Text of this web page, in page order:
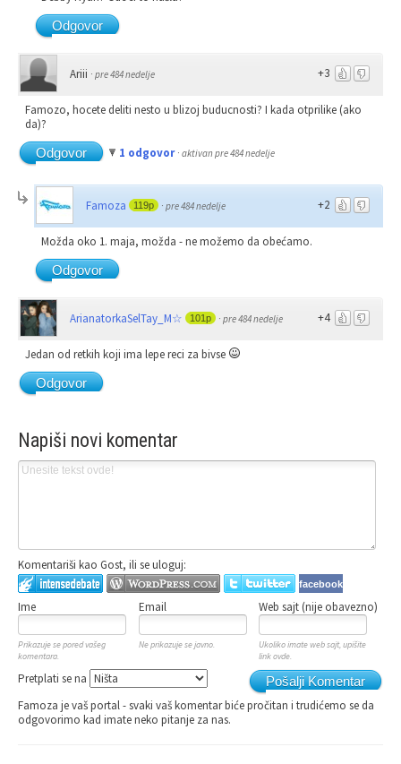
Odgovor
+3
Ariii · pre 484 nedelje
Famozo, hocete deliti nesto u blizoj buducnosti? I kada otprilike (ako
da)?
Odgovor
1 odgovor · aktivan pre 484 nedelje
+2
Famoza 119p · pre 484 nedelje
Možda oko 1. maja, možda - ne možemo da obećamo.
Odgovor
+4
ArianatorkaSelTay_M☆ 101p · pre 484 nedelje
Jedan od retkih koji ima lepe reci za bivse
Odgovor
Napiši novi komentar
Komentariši kao Gost, ili se uloguj:
facebook
Ime Email Web sajt (nije obavezno)
Prikazuje se pored vašeg
komentara.
Ne prikazuje se javno.
Ukoliko imate web sajt, upišite
link ovde.
Pošalji Komentar
Pretplati se na
Famoza je vaš portal - svaki vaš komentar biće pročitan i trudićemo se da
odgovorimo kad imate neko pitanje za nas.